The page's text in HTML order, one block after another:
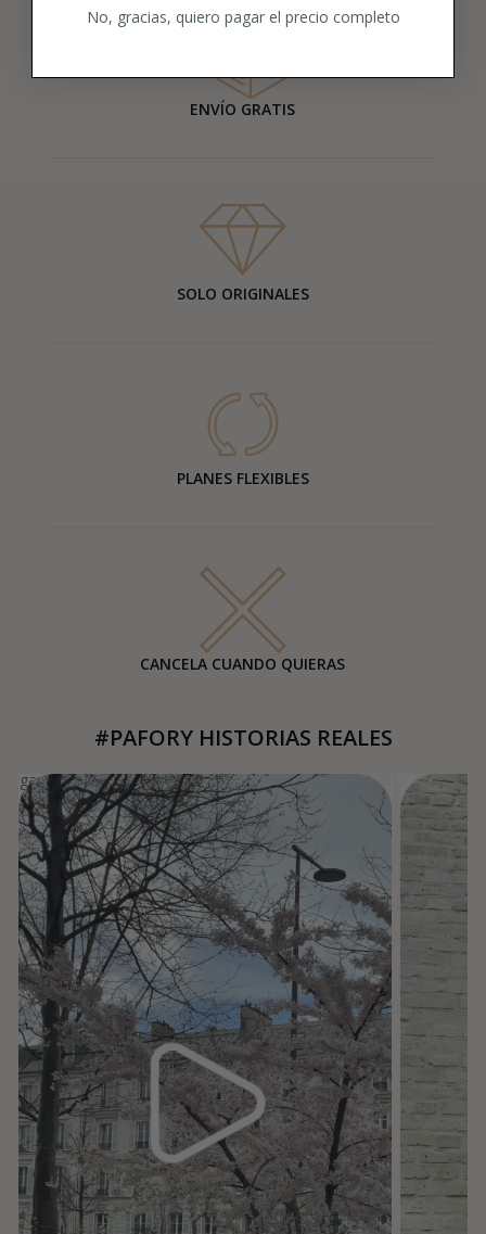
ENVÍO GRATIS
SOLO ORIGINALES
PLANES FLEXIBLES
CANCELA CUANDO QUIERAS
#PAFORY HISTORIAS REALES
No, gracias, quiero pagar el precio completo